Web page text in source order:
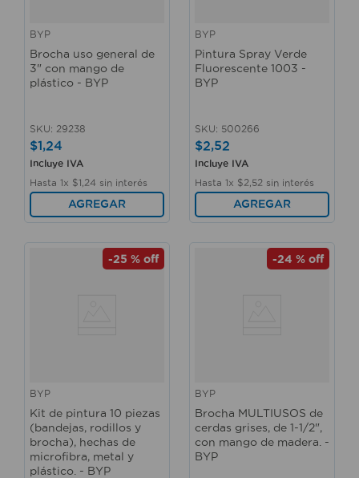
BYP
Brocha uso general de
3" con mango de
plástico - BYP
SKU: 29238
$1,24
Incluye IVA
Hasta 1x $1 24 sin interés
AGREGAR
BYP
Pintura Spray Verde
Fluorescente 1003 -
BYP
SKU: 500266
$2,52
Incluye IVA
Hasta 1x $2 52 sin interés
AGREGAR
-25 % off
BYP
Kit de pintura 10 piezas
(bandejas, rodillos y
brocha), hechas de
microfibra, metal y
plástico. - BYP
-24 % off
BYP
Brocha MULTIUSOS de
cerdas grises, de 1-1/2",
con mango de madera. -
BYP